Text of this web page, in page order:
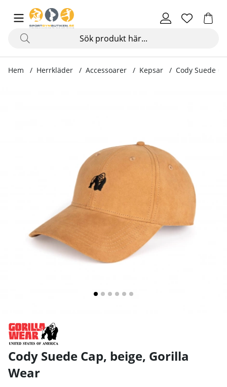
Hem Herrkläder Accessoarer Kepsar Cody Suede
Cody Suede Cap, beige, Gorilla
Wear